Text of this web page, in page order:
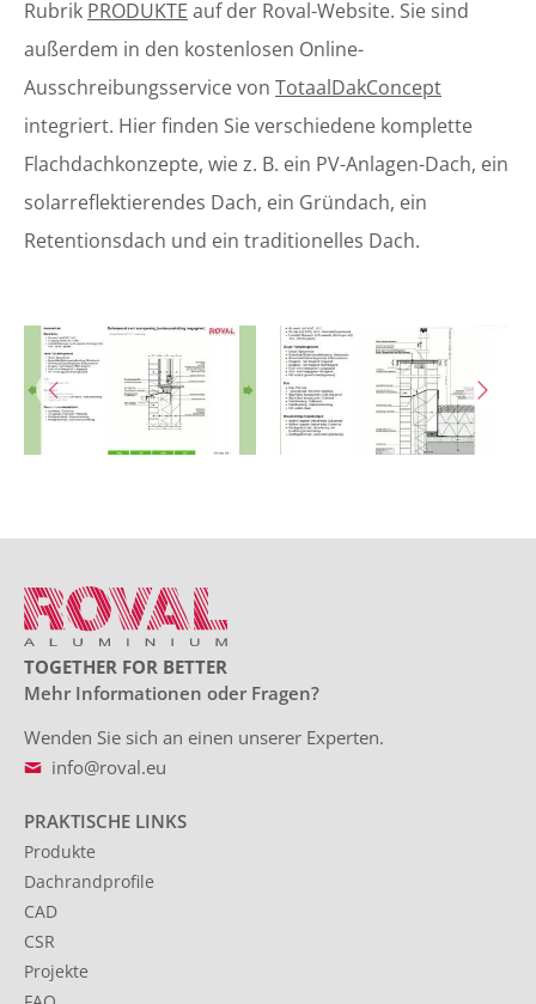
Rubrik PRODUKTE auf der Roval-Website. Sie sind
außerdem in den kostenlosen Online-
Ausschreibungsservice von TotaalDakConcept
integriert. Hier finden Sie verschiedene komplette
Flachdachkonzepte, wie z. B. ein PV-Anlagen-Dach, ein
solarreflektierendes Dach, ein Gründach, ein
Retentionsdach und ein traditionelles Dach.
TOGETHER FOR BETTER
Mehr Informationen oder Fragen?
Wenden Sie sich an einen unserer Experten.
info@roval.eu
PRAKTISCHE LINKS
Produkte
Dachrandprofile
CAD
CSR
Projekte